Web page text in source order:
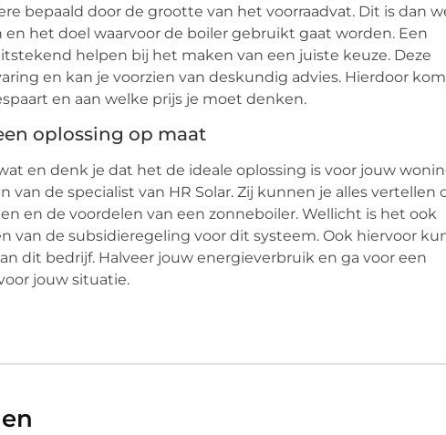
bepaald door de grootte van het voorraadvat. Dit is dan
het doel waarvoor de boiler gebruikt gaat worden. Een
helpen bij het maken van een juiste keuze. Deze
en kan je voorzien van deskundig advies. Hierdoor
en aan welke prijs je moet denken.
oplossing op maat
en denk je dat het de ideale oplossing is voor jouw
de specialist van HR Solar. Zij kunnen je alles vertellen
en de voordelen van een zonneboiler. Wellicht is het ook
van de subsidieregeling voor dit systeem. Ook hiervoor
dit bedrijf. Halveer jouw energieverbruik en ga voor een
jouw situatie.